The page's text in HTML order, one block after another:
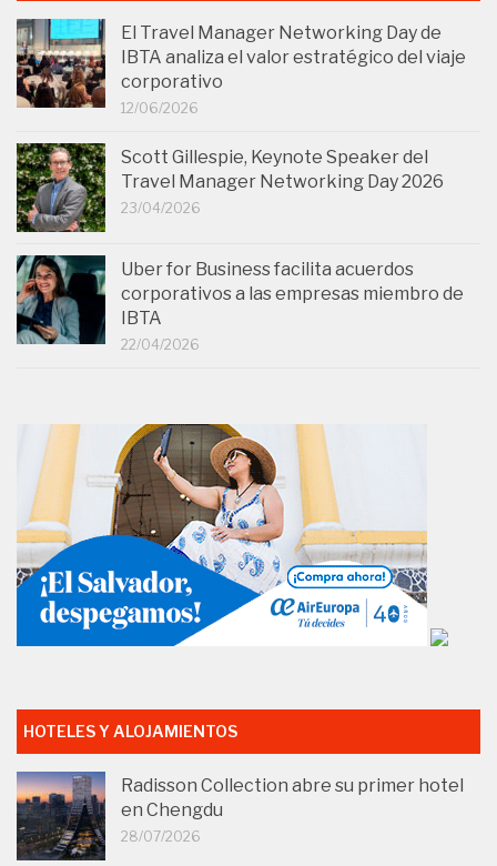
El Travel Manager Networking Day de
IBTA analiza el valor estratégico del viaje
corporativo
12/06/2026
Scott Gillespie, Keynote Speaker del
Travel Manager Networking Day 2026
23/04/2026
Uber for Business facilita acuerdos
corporativos a las empresas miembro de
IBTA
22/04/2026
HOTELES Y ALOJAMIENTOS
Radisson Collection abre su primer hotel
en Chengdu
28/07/2026